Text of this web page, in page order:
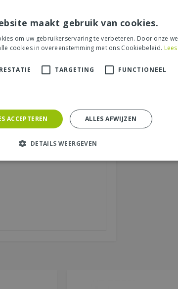
het artikel
ter waarde van € 25,- !
of levering van uw
feel en belangrijke
maakt gebruik van cookies.
om uw gebruikerservaring te verbeteren. Door onze
cookies in overeenstemming met ons Cookiebeleid.
TARGETING FUNCTIONEEL
ACCEPTEREN ALLES AFWIJZEN
DETAILS WEERGEVEN